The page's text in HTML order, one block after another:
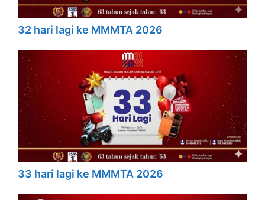
32 hari lagi ke MMMTA 2026
33 hari lagi ke MMMTA 2026